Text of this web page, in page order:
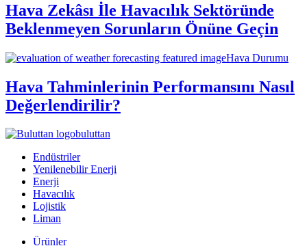
Hava Zekâsı İle Havacılık Sektöründe
Beklenmeyen Sorunların Önüne Geçin
Hava Durumu
Hava Tahminlerinin Performansını Nasıl
Değerlendirilir?
buluttan
Endüstriler
Yenilenebilir Enerji
Enerji
Havacılık
Lojistik
Liman
Ürünler